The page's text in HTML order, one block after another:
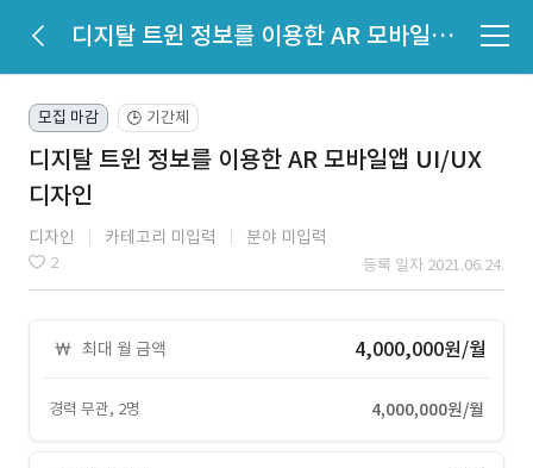
디지탈 트윈 정보를 이용한 AR 모바일앱 UI/UX 디자인
모집 마감 🕒 기간제
디지탈 트윈 정보를 이용한 AR 모바일앱 UI/UX
디자인
디자인 카테고리 미입력 분야 미입력
2 등록 일자 2021.06.24.
최대 월 금액 4,000,000원/월
경력 무관, 2명 4,000,000원/월